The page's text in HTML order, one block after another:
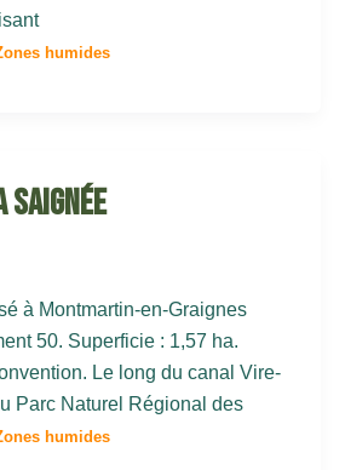
humides
saignée
à Montmartin-en-Graignes
50. Superficie : 1,57 ha.
Le long du canal Vire-
Parc Naturel Régional des
humides